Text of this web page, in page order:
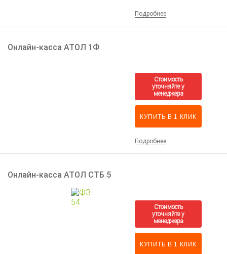
Подробнее
Онлайн-касса АТОЛ 1Ф
КУПИТЬ В 1 КЛИК
Подробнее
Онлайн-касса АТОЛ СТБ 5
КУПИТЬ В 1 КЛИК